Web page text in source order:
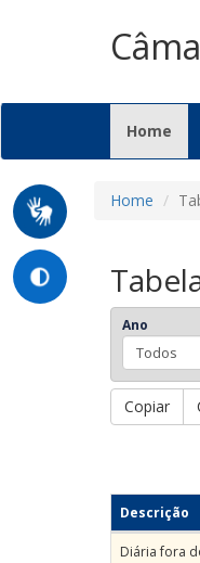
Home
Home
Ano
Copiar
Descrição
Diária fora